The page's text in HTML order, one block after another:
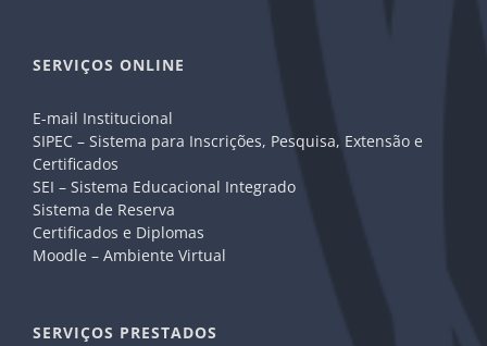
SERVIÇOS ONLINE
E-mail Institucional
SIPEC – Sistema para Inscrições, Pesquisa, Extensão e
Certificados
SEI – Sistema Educacional Integrado
Sistema de Reserva
Certificados e Diplomas
Moodle – Ambiente Virtual
SERVIÇOS PRESTADOS